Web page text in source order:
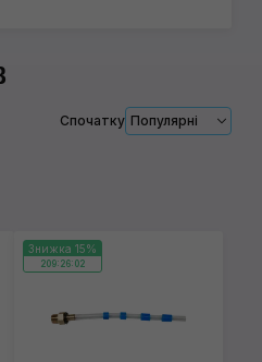
Спочатку Популярні
Знижка 15%
209:26:02